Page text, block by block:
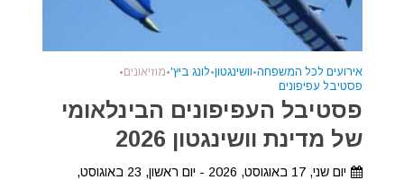
אירועים לכל המשפחה•וושינגטון•לונג ביץ'•מוזיאונים•
פסטיבל עפיפונים
פסטיבל העפיפונים הבינלאומי
של מדינת וושינגטון 2026
יום שני, 17 באוגוסט, 2026 - יום ראשון, 23 באוגוסט,